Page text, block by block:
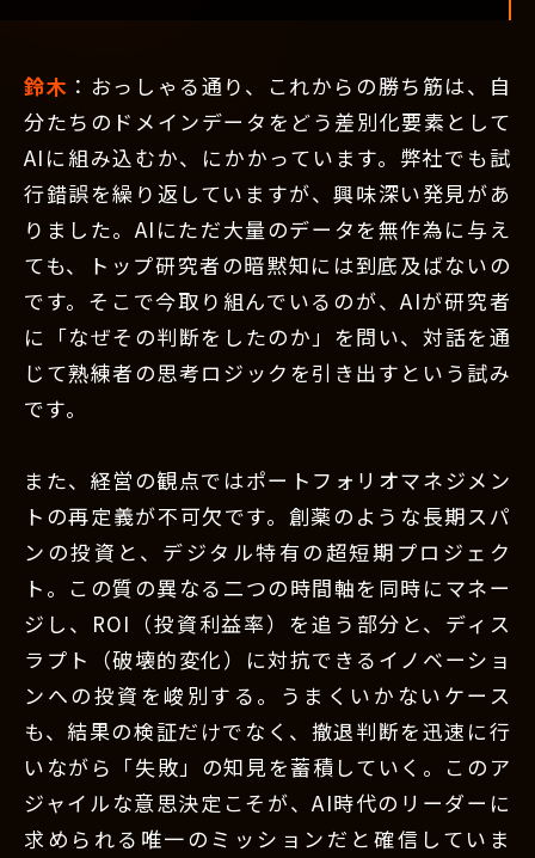
鈴木 ：おっしゃる通り、これからの勝ち筋は、自
分たちのドメインデータをどう差別化要素として
AIに組み込むか、にかかっています。弊社でも試
行錯誤を繰り返していますが、興味深い発見があ
りました。AIにただ大量のデータを無作為に与え
ても、トップ研究者の暗黙知には到底及ばないの
です。そこで今取り組んでいるのが、AIが研究者
に「なぜその判断をしたのか」を問い、対話を通
じて熟練者の思考ロジックを引き出すという試み
です。
また、経営の観点ではポートフォリオマネジメン
トの再定義が不可欠です。創薬のような長期スパ
ンの投資と、デジタル特有の超短期プロジェク
ト。この質の異なる二つの時間軸を同時にマネー
ジし、ROI（投資利益率）を追う部分と、ディス
ラプト（破壊的変化）に対抗できるイノベーショ
ンへの投資を峻別する。うまくいかないケース
も、結果の検証だけでなく、撤退判断を迅速に行
いながら「失敗」の知見を蓄積していく。このア
ジャイルな意思決定こそが、AI時代のリーダーに
求められる唯一のミッションだと確信していま